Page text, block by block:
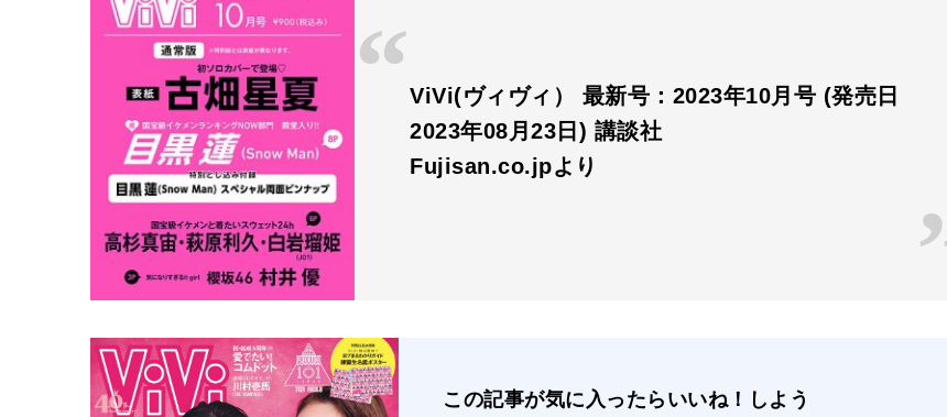
ViVi(ヴィヴィ） 最新号：2023年10月号 (発売日
2023年08月23日) 講談社
Fujisan.co.jpより
この記事が気に入ったらいいね！しよう